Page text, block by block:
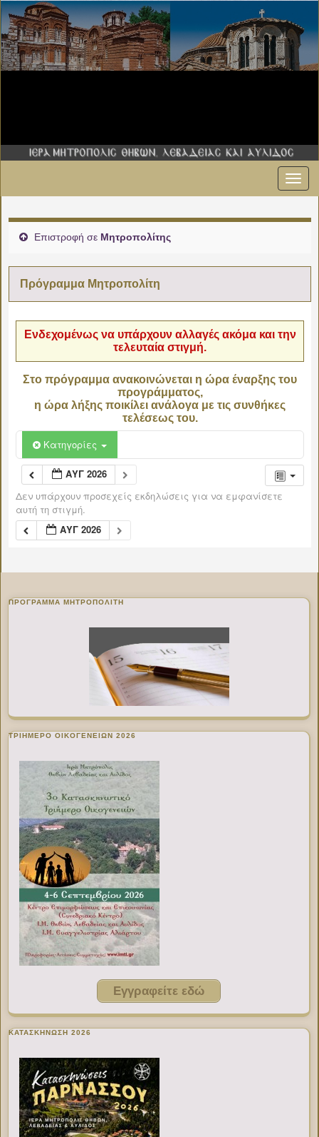
Επιστροφή σε Μητροπολίτης
Πρόγραμμα Μητροπολίτη
Ενδεχομένως να υπάρχουν αλλαγές ακόμα και την
τελευταία στιγμή.
Στο πρόγραμμα ανακοινώνεται η ώρα έναρξης του
προγράμματος,
η ώρα λήξης ποικίλει ανάλογα με τις συνθήκες
τελέσεως του.
Κατηγορίες
ΑΥΓ 2026
Δεν υπάρχουν προσεχείς εκδηλώσεις για να εμφανίσετε
αυτή τη στιγμή.
ΑΥΓ 2026
ΠΡΌΓΡΑΜΜΑ ΜΗΤΡΟΠΟΛΊΤΗ
ΤΡΙΗΜΕΡΟ ΟΙΚΟΓΕΝΕΙΩΝ 2026
Εγγραφείτε εδώ
ΚΑΤΑΣΚΗΝΩΣΗ 2026